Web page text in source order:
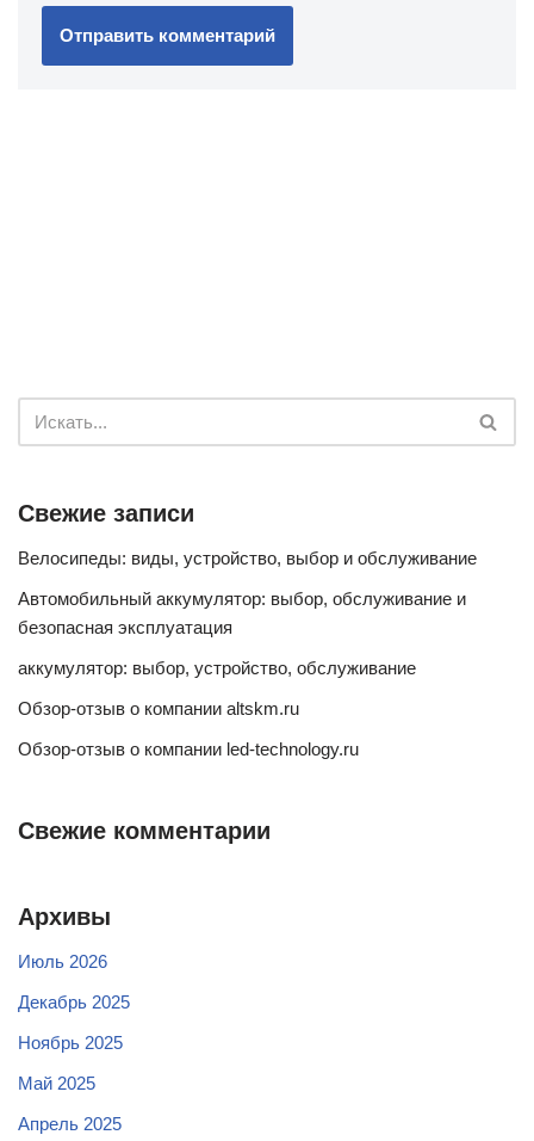
Свежие записи
Велосипеды: виды, устройство, выбор и обслуживание
Автомобильный аккумулятор: выбор, обслуживание и
безопасная эксплуатация
аккумулятор: выбор, устройство, обслуживание
Обзор-отзыв о компании altskm.ru
Обзор-отзыв о компании led-technology.ru
Свежие комментарии
Архивы
Июль 2026
Декабрь 2025
Ноябрь 2025
Май 2025
Апрель 2025